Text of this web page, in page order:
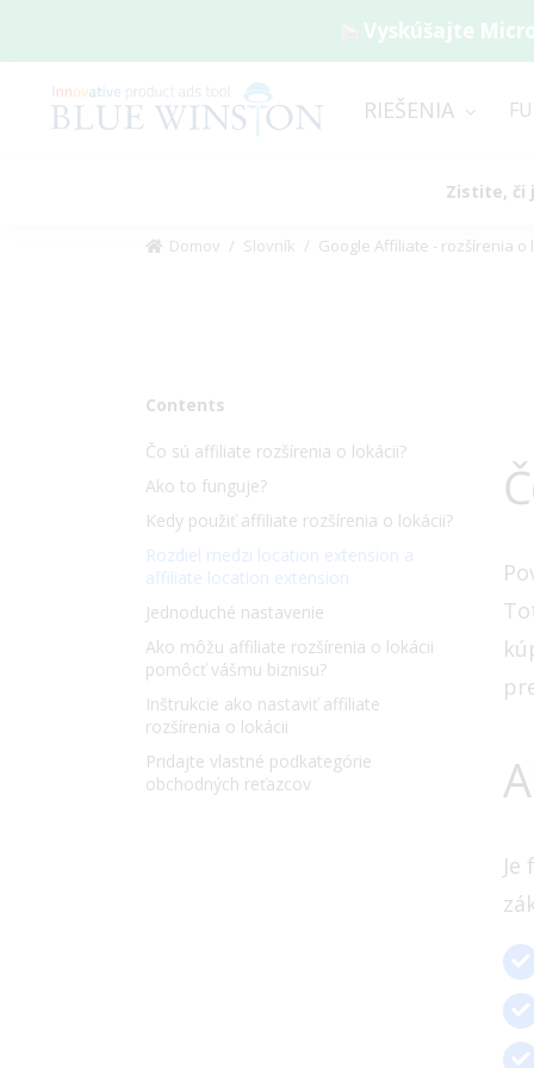
Vyskúšajte
RIEŠENIA
Zistite, či
Domov / Slovník / Google Affiliate - rozšírenia o
Contents
Čo sú affiliate rozšírenia o lokácii?
Ako to funguje?
Kedy použiť affiliate rozšírenia o lokácii?
Rozdiel medzi location extension a
affiliate location extension
Jednoduché nastavenie
Ako môžu affiliate rozšírenia o lokácii
pomôcť vášmu biznisu?
Inštrukcie ako nastaviť affiliate
rozšírenia o lokácii
Pridajte vlastné podkategórie
obchodných reťazcov